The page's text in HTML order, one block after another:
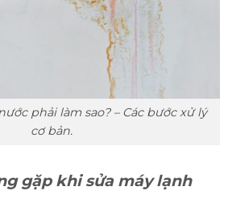
phải làm sao? – Các bước xử lý
cơ bản.
gặp khi sửa máy lạnh